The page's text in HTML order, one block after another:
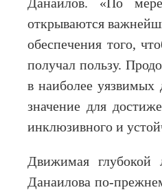
Данаилов. «По
открываются
обеспечения того,
получал пользу.
в наиболее уязвимых
значение для
инклюзивного и
Движимая глубокой
Данаилова по-